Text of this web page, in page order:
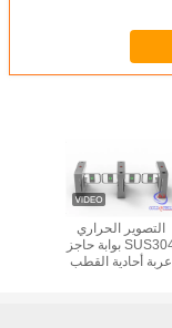
التصوير الحراري
SUS304 بوابة حاجز
عربة أحادية القطب